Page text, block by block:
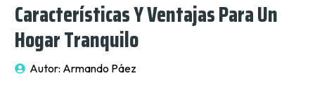
Características Y Ventajas Para Un
Hogar Tranquilo
Autor: Armando Páez